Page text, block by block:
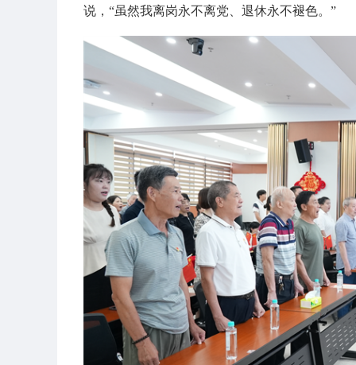
说，“虽然我离岗永不离党、退休永不褪色。”